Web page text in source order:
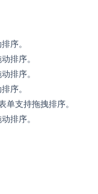
序。
排序。
排序。
序。
单支持拖拽排序。
排序。